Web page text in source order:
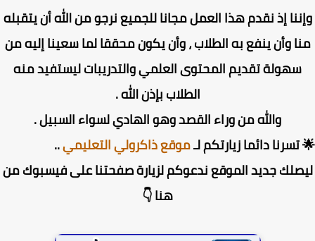
إذ نقدم هذا العمل مجانا للجميع نرجو من الله أن يتقبله
وأن ينفع به الطلاب ، وأن يكون محققا لما سعينا إليه من
سهولة تقديم المحتوى العلمي والتدريبات ليستفيد منه
الطلاب بإذن الله .
والله من وراء القصد وهو الهادي لسواء السبيل .
دائما زيارتكم لـموقع ذاكرولي التعليمي..
جديد الموقع ندعوكم لزيارة صفحتنا على فيسبوك من
هنا 👇